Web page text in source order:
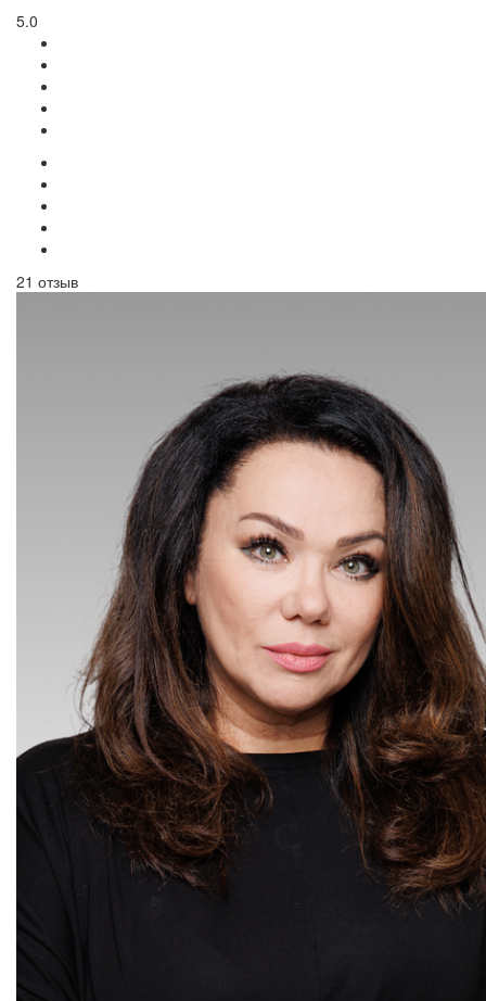
5.0
21 отзыв